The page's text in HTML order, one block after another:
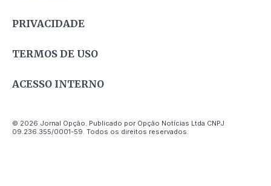
PRIVACIDADE
TERMOS DE USO
ACESSO INTERNO
© 2026 Jornal Opção. Publicado por Opção Notícias Ltda CNPJ
09.236.355/0001-59. Todos os direitos reservados.